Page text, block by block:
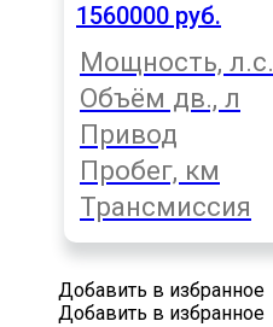
1560000 руб.
Мощность, л.с.
Объём дв., л
Привод
Пробег, км
Трансмиссия
Добавить в избранное
Добавить в избранное